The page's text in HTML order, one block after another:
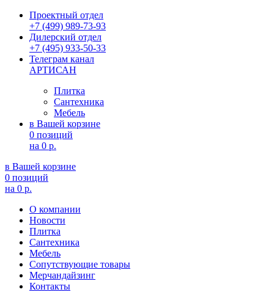
Проектный отдел
+7 (499) 989-73-93
Дилерский отдел
+7 (495) 933-50-33
Телеграм канал
АРТИСАН
Плитка
Сантехника
Мебель
в Вашей корзине
0 позиций
на 0 р.
в Вашей корзине
0 позиций
на 0 р.
О компании
Новости
Плитка
Сантехника
Мебель
Сопутствующие товары
Мерчандайзинг
Контакты